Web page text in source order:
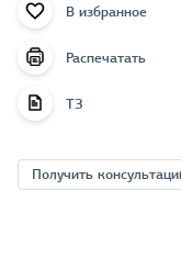
В избранное
Распечатать
ТЗ
Получить